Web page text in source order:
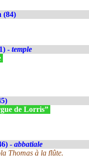
(84)
- temple
de Lorris”
- abbatiale
Thomas à la flûte.